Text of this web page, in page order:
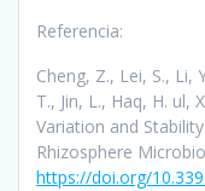
Referencia:
Cheng, Z., Lei, S., Li,
T., Jin, L., Haq, H. ul,
Variation and
Rhizosphere
https://doi.org/